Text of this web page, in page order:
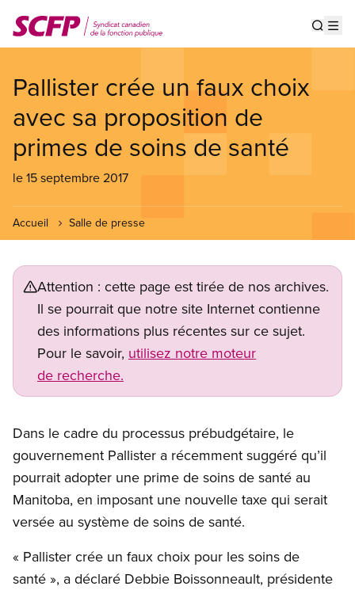
au
contenu
Pallister crée un faux choix
avec sa proposition de
primes de soins de santé
le 15 septembre 2017
Accueil Salle de presse
Attention : cette page est tirée de nos archives.
Il se pourrait que notre site Internet contienne
des informations plus récentes sur ce sujet.
Pour le savoir, utilisez notre moteur
de recherche.
Dans le cadre du processus prébudgétaire, le
gouvernement Pallister a récemment suggéré qu’il
pourrait adopter une prime de soins de santé au
Manitoba, en imposant une nouvelle taxe qui serait
versée au système de soins de santé.
« Pallister crée un faux choix pour les soins de
santé », a déclaré Debbie Boissonneault, présidente